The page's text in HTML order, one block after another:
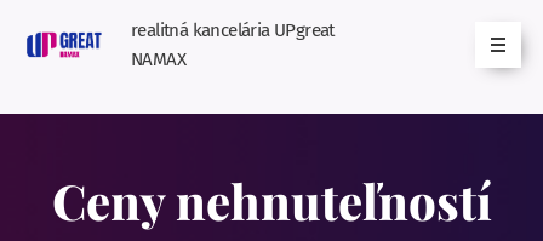
realitná kancelária UPgreat
NAMAX
Ceny nehnuteľností